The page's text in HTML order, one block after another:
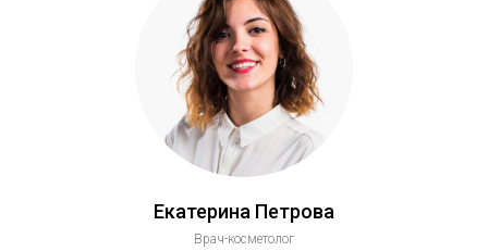
Екатерина Петрова
Врач-косметолог